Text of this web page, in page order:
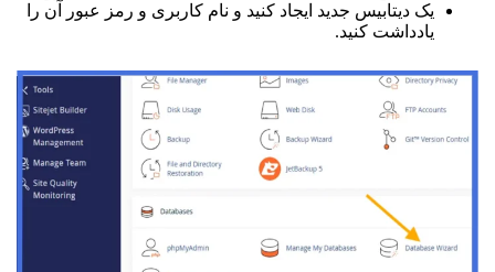
یک دیتابیس جدید ایجاد کنید و نام کاربری و رمز عبور آن را
یادداشت کنید.